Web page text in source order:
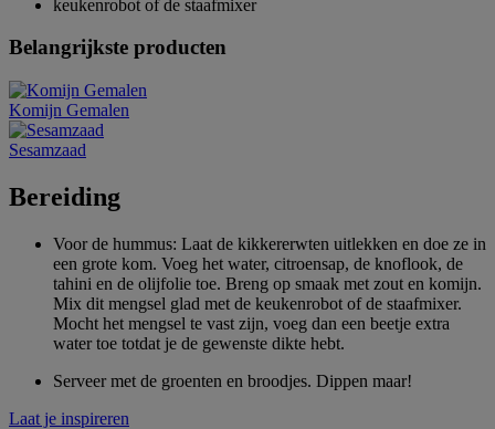
keukenrobot of de staafmixer
Belangrijkste producten
Komijn Gemalen
Sesamzaad
Bereiding
Voor de hummus: Laat de kikkererwten uitlekken en doe ze in
een grote kom. Voeg het water, citroensap, de knoflook, de
tahini en de olijfolie toe. Breng op smaak met zout en komijn.
Mix dit mengsel glad met de keukenrobot of de staafmixer.
Mocht het mengsel te vast zijn, voeg dan een beetje extra
water toe totdat je de gewenste dikte hebt.
Serveer met de groenten en broodjes. Dippen maar!
Laat je inspireren